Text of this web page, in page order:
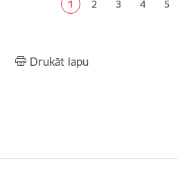
Pašreizējā lapa
1 Lapa
2 Lapa
3 Lapa
4 Lapa
5
Drukāt lapu